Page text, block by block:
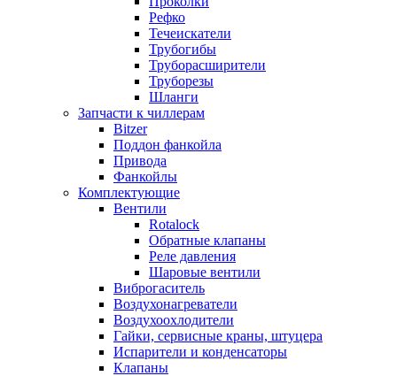
Рефко
Течеискатели
Трубогибы
Труборасширители
Труборезы
Шланги
Запчасти к чиллерам
Bitzer
Поддон фанкойла
Привода
Фанкойлы
Комплектующие
Вентили
Rotalock
Обратные клапаны
Реле давления
Шаровые вентили
Виброгаситель
Воздухонагреватели
Воздухоохлодители
Гайки, сервисные краны, штуцера
Испарители и конденсаторы
Клапаны